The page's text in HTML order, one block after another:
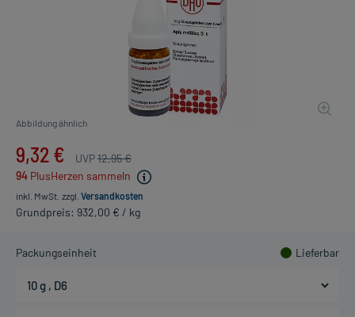
Abbildung ähnlich
9,32 € UVP12,95 €
94 PlusHerzen sammeln
inkl. MwSt. zzgl. Versandkosten
Grundpreis: 932,00 € / kg
Packungseinheit Lieferbar